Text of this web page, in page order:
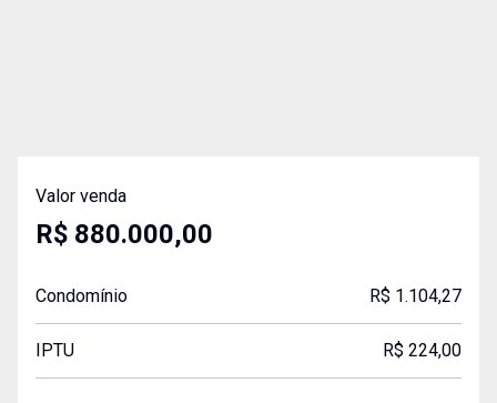
Valor venda
R$ 880.000,00
Condomínio R$ 1.104,27
IPTU R$ 224,00